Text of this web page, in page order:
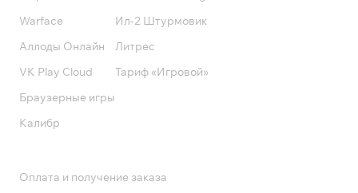
Warface
Аллоды Онлайн
VK Play Cloud
Браузерные игры
Калибр
Ил-2 Штурмовик
Литрес
Тариф «Игровой»
Оплата и получение заказа